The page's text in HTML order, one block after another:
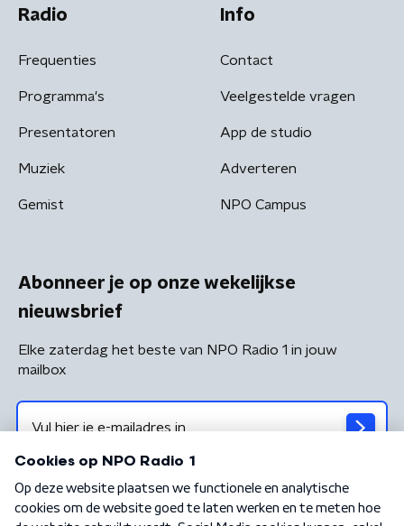
Radio
Frequenties
Programma's
Presentatoren
Muziek
Gemist
Info
Contact
Veelgestelde vragen
App de studio
Adverteren
NPO Campus
Abonneer je op onze wekelijkse
nieuwsbrief
Elke zaterdag het beste van NPO Radio 1 in jouw
mailbox